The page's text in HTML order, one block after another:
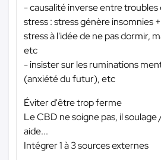
- causalité inverse entre
stress : stress génère insomnies
stress à l'idée de ne pas dormir,
etc
- insister sur les ruminations
(anxiété du futur), etc
Éviter d'être trop ferme
Le CBD ne soigne pas, il
aide...
Intégrer 1 à 3 sources externes